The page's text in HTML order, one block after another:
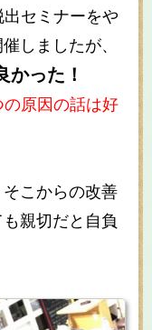
セミナーをや
しましたが、
かった！
の原因の話は好
こからの改善
親切だと自負